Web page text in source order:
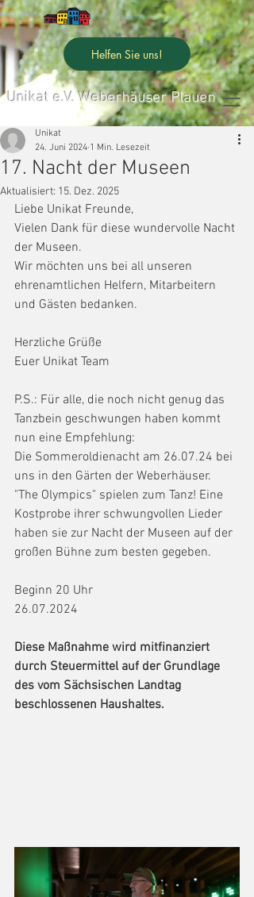
Unikat e.V. Weberhäuser Plauen
Helfen Sie uns!
17. Nacht der Museen
Unikat
24. Juni 2024 1 Min. Lesezeit
Aktualisiert: 15. Dez. 2025
Liebe Unikat Freunde,
Vielen Dank für diese wundervolle Nacht
der Museen.
Wir möchten uns bei all unseren
ehrenamtlichen Helfern, Mitarbeitern
und Gästen bedanken.
Herzliche Grüße
Euer Unikat Team
P.S.: Für alle, die noch nicht genug das
Tanzbein geschwungen haben kommt
nun eine Empfehlung:
Die Sommeroldienacht am 26.07.24 bei
uns in den Gärten der Weberhäuser.
"The Olympics" spielen zum Tanz! Eine
Kostprobe ihrer schwungvollen Lieder
haben sie zur Nacht der Museen auf der
großen Bühne zum besten gegeben.
Beginn 20 Uhr
26.07.2024
Diese Maßnahme wird mitfinanziert
durch Steuermittel auf der Grundlage
des vom Sächsischen Landtag
beschlossenen Haushaltes.